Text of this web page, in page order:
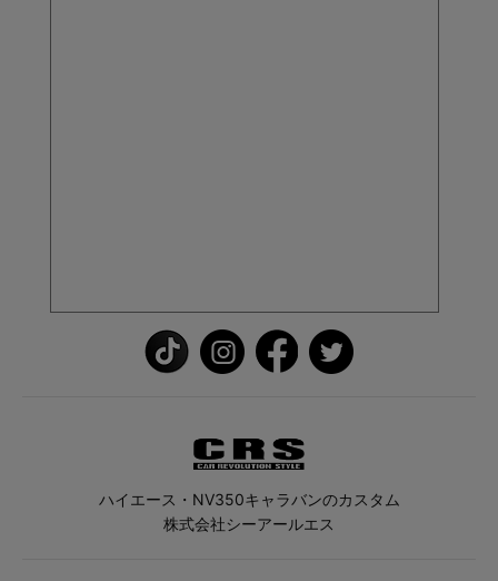
ハイエース・NV350キャラバンのカスタム
株式会社シーアールエス